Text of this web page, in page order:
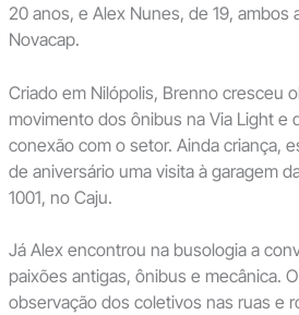
20 anos, e Alex Nunes, de 19, ambos
Novacap.
Criado em Nilópolis, Brenno cresceu
movimento dos ônibus na Via Light e
conexão com o setor. Ainda criança,
de aniversário uma visita à garagem
1001, no Caju.
Já Alex encontrou na busologia a
paixões antigas, ônibus e mecânica.
observação dos coletivos nas ruas e